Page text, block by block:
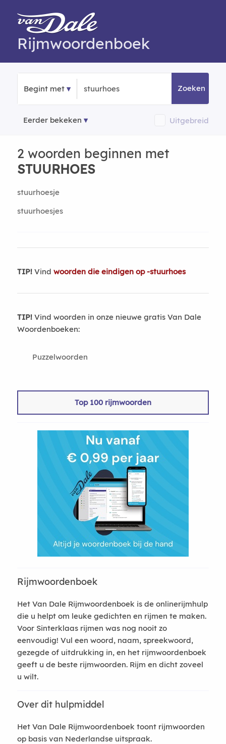
Rijmwoordenboek
Begint met Zoeken
Eerder bekeken Uitgebreid
2 woorden beginnen met
STUURHOES
stuurhoesje
stuurhoesjes
TIP!Vind woorden die eindigen op -stuurhoes
TIP!Vind woorden in onze nieuwe gratis Van Dale
Woordenboeken:
Puzzelwoorden
Top 100 rijmwoorden
Rijmwoordenboek
Het Van Dale Rijmwoordenboek is de onlinerijmhulp
die u helpt om leuke gedichten en rijmen te maken.
Voor Sinterklaas rijmen was nog nooit zo
eenvoudig! Vul een woord, naam, spreekwoord,
gezegde of uitdrukking in, en het rijmwoordenboek
geeft u de beste rijmwoorden. Rijm en dicht zoveel
u wilt.
Over dit hulpmiddel
Het Van Dale Rijmwoordenboek toont rijmwoorden
op basis van Nederlandse uitspraak.